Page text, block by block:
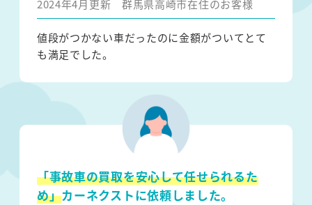
2024年4月更新 群馬県高崎市在住のお客様
値段がつかない車だったのに金額がついてとて
も満足でした。
「事故車の買取を安心して任せられるた
め」カーネクストに依頼しました。